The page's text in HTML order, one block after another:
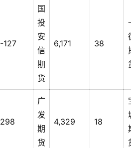
-127
国
投
安
信
期
货
6,171 38
298
广
发
期
货
4,329 18